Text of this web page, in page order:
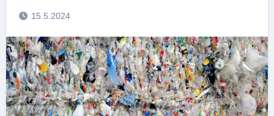
15.5.2024